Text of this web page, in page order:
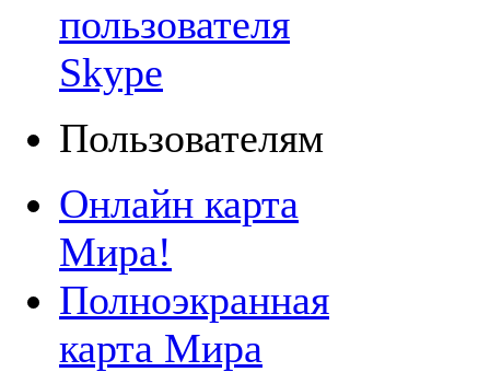
пользователя
Skype
Пользователям
Онлайн карта
Мира!
Полноэкранная
карта Мира